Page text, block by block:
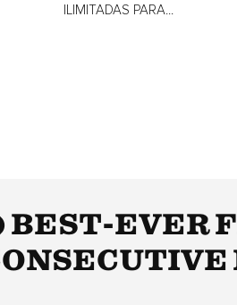
ILIMITADAS PARA...
BEST-EVER